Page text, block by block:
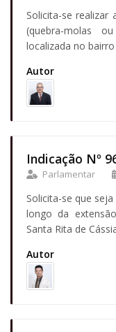
Solicita-se realizar
(quebra-molas
localizada no
Autor
Indicação Nº
Parlamentar
Solicita-se que
longo da
Santa Rita de
Autor